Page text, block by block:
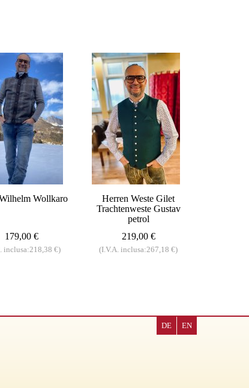
Wollkaro
179,00 €
inclusa:218,38 €)
Herren Weste Gilet
Trachtenweste Gustav
petrol
219,00 €
(I.V.A. inclusa:267,18 €)
DE EN